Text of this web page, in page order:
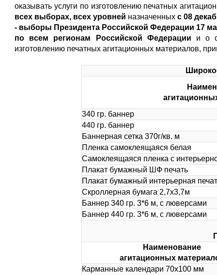
оказывать услуги по изготовлению печатных
всех выборах, всех уровней назначенных с 08
- выборы Президента Российской Федерации 17
по всем регионам Российской Федерации и о
изготовлению печатных агитационных материалов,
340 гр. баннер
440 гр. баннер
Баннерная сетка 370г/кв. м
Пленка самоклеящаяся белая
Самоклеящаяся пленка с
Плакат бумажный ШФ печать
Плакат бумажный интерьерная
Скроллерная бумага 2,7x3,7м
Баннер 340 гр. 3*6 м, с люверсами
Баннер 440 гр. 3*6 м, с люверсами
Наименование
агитационных
Карманные календари 70х100 мм